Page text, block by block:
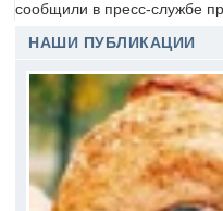
сообщили в пресс-службе
НАШИ ПУБЛИКАЦИИ